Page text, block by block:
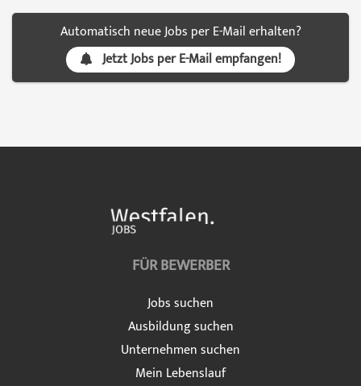
Automatisch neue Jobs per E-Mail erhalten?
Jetzt Jobs per E-Mail empfangen!
FÜR BEWERBER
Jobs suchen
Ausbildung suchen
Unternehmen suchen
Mein Lebenslauf